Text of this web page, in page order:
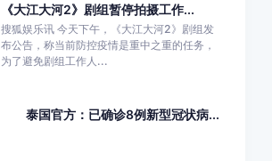
《大江大河2》剧组暂停拍摄工作...
搜狐娱乐讯 今天下午，《大江大河2》剧组发
布公告，称当前防控疫情是重中之重的任务，
为了避免剧组工作人...
泰国官方：已确诊8例新型冠状病...